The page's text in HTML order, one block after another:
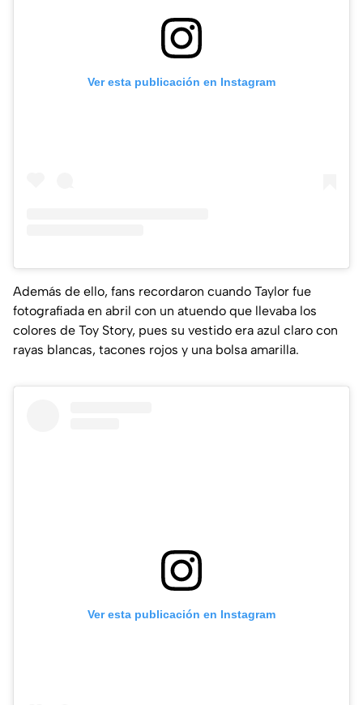
Ver esta publicación en Instagram
Además de ello, fans recordaron cuando Taylor fue
fotografiada en abril con un atuendo que llevaba los
colores de Toy Story, pues su vestido era azul claro con
rayas blancas, tacones rojos y una bolsa amarilla.
Ver esta publicación en Instagram